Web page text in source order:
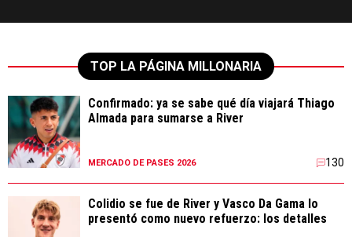
TOP LA PÁGINA MILLONARIA
Confirmado: ya se sabe qué día viajará Thiago
Almada para sumarse a River
MERCADO DE PASES 2026 130
Colidio se fue de River y Vasco Da Gama lo
presentó como nuevo refuerzo: los detalles